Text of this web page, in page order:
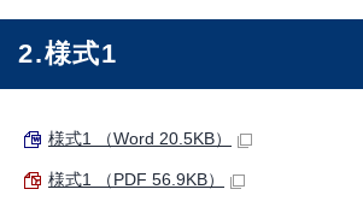
2.様式1
様式1 （Word 20.5KB）
様式1 （PDF 56.9KB）